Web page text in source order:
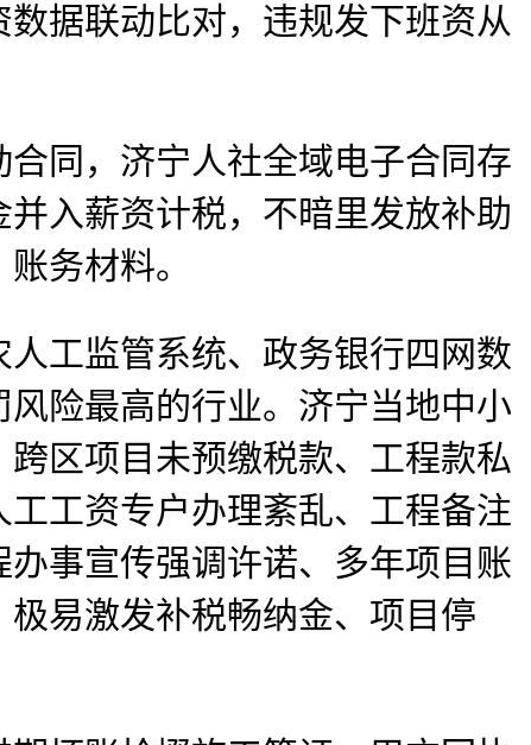
据联动比对，违规发下班资从
同，济宁人社全域电子合同存
入薪资计税，不暗里发放补助
务材料。
工监管系统、政务银行四网数
险最高的行业。济宁当地中小
区项目未预缴税款、工程款私
工资专户办理紊乱、工程备注
事宣传强调许诺、多年项目账
易激发补税畅纳金、项目停